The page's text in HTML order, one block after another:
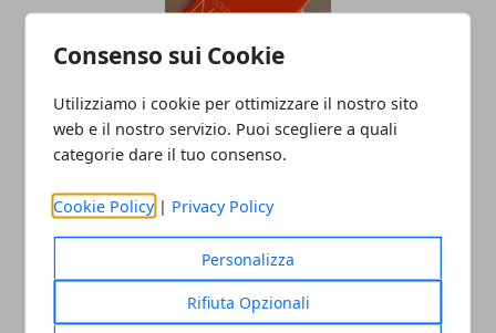
Consenso sui Cookie
Utilizziamo i cookie per ottimizzare il nostro sito
web e il nostro servizio. Puoi scegliere a quali
categorie dare il tuo consenso.
Cookie Policy | Privacy Policy
Personalizza
Rifiuta Opzionali
Quali siti sono affidabili per comprare
uno smartphone?